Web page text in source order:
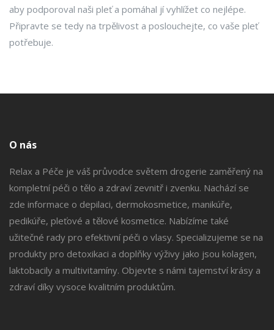
aby podporoval naši pleť a pomáhal jí vyhlížet co nejlépe.
Připravte se tedy na trpělivost a poslouchejte, co vaše pleť
potřebuje.
O nás
Relax a Péče je váš průvodce světem drogerie zaměřený na
kompletní péči o tělo a zdraví zevnitř i zvenku. Nachází se
zde informace o depilaci, dermokosmetice, manikúře,
pedikúře, pleťové a tělové kosmetice. Nabízíme také
užitečné rady pro efektivní péči o vlasy. Specializujeme se na
produkty pro detoxikaci a doplňky výživy jako jsou kolagen,
laktobacily a multivitamíny. Objevte s námi tajemství krásy a
zdraví díky vysoce kvalitním produktům.